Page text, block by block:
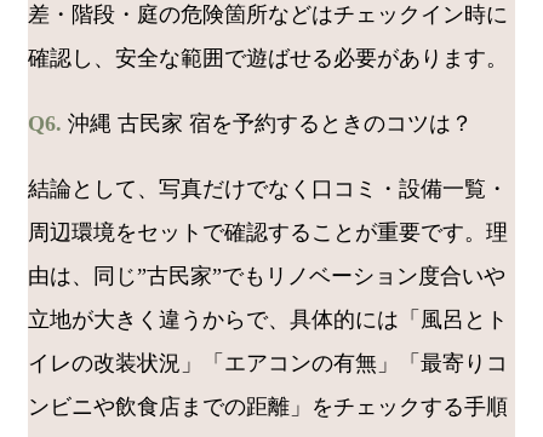
差・階段・庭の危険箇所などはチェックイン時に
確認し、安全な範囲で遊ばせる必要があります。
Q6. 沖縄 古民家 宿を予約するときのコツは？
結論として、写真だけでなく口コミ・設備一覧・
周辺環境をセットで確認することが重要です。理
由は、同じ”古民家”でもリノベーション度合いや
立地が大きく違うからで、具体的には「風呂とト
イレの改装状況」「エアコンの有無」「最寄りコ
ンビニや飲食店までの距離」をチェックする手順